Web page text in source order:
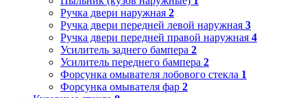
Ручка двери наружная 2
Ручка двери передней левой наружная 3
Ручка двери передней правой наружная 4
Усилитель заднего бампера 2
Усилитель переднего бампера 2
Форсунка омывателя лобового стекла 1
Форсунка омывателя фар 2